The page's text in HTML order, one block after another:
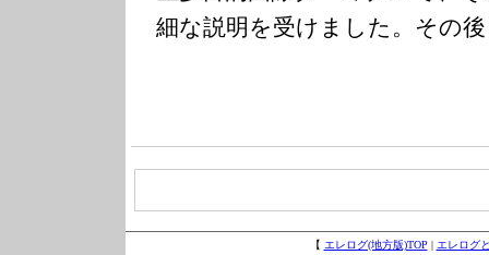
細な説明を受けました。その
【 エレログ(地方版)TOP | エレログ